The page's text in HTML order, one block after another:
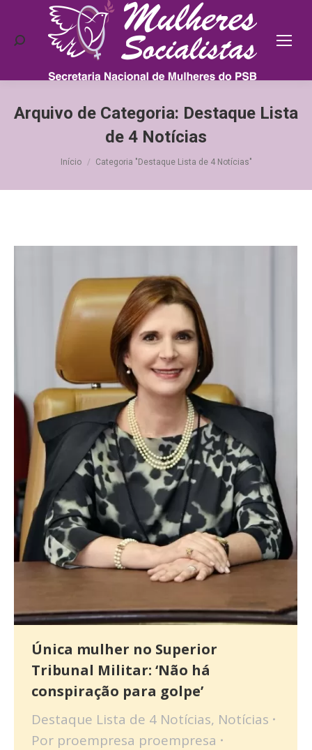
Search:
Arquivo de Categoria: Destaque Lista
de 4 Notícias
Você está aqui:
Início Categoria "Destaque Lista de 4 Notícias"
Única mulher no Superior
Tribunal Militar: ‘Não há
conspiração para golpe’
Destaque Lista de 4 Notícias, Notícias
Por proempresa proempresa